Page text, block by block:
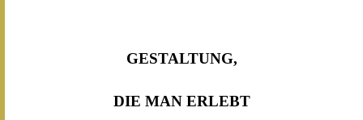
GESTALTUNG,
DIE MAN ERLEBT